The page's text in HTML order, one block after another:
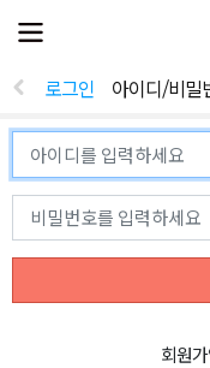
전
체
뉴
열
로그인 아이디/비밀
회원